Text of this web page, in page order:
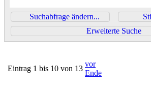
Suchabfrage ändern...
Erweiterte Suche
Eintrag 1 bis 10 von 13
vor
Ende